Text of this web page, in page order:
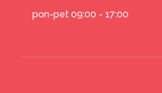
pon-pet 09:00 - 17:00